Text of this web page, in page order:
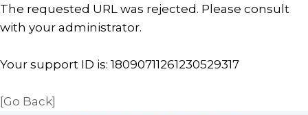
The requested URL was rejected. Please consult
with your administrator.
Your support ID is: 18090711261230529317
[Go Back]